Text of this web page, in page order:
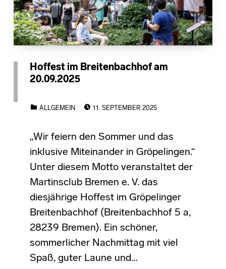
Hoffest im Breitenbachhof am
20.09.2025
ALLGEMEIN
11. SEPTEMBER 2025
„Wir feiern den Sommer und das
inklusive Miteinander in Gröpelingen.“
Unter diesem Motto veranstaltet der
Martinsclub Bremen e. V. das
diesjährige Hoffest im Gröpelinger
Breitenbachhof (Breitenbachhof 5 a,
28239 Bremen). Ein schöner,
sommerlicher Nachmittag mit viel
Spaß, guter Laune und…